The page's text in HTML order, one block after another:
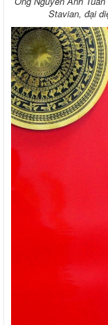
Stavian, đại